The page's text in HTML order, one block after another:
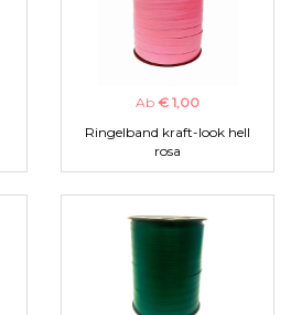
Ab € 1,00
Ringelband kraft-look hell
rosa